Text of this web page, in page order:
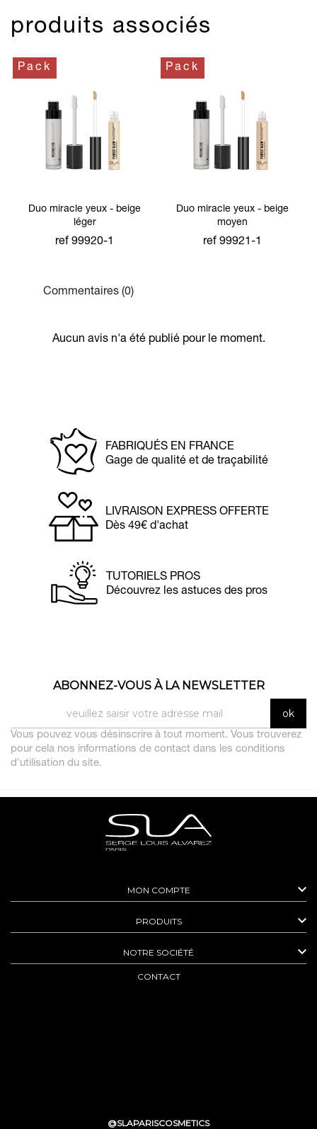
produits associés
Duo miracle yeux - beige
léger
ref 99920-1
Pack
Duo miracle yeux - beige
moyen
ref 99921-1
Pack
Commentaires (0)
Aucun avis n'a été publié pour le moment.
FABRIQUÉS EN FRANCE
Gage de qualité et de traçabilité
LIVRAISON EXPRESS OFFERTE
Dès 49€ d'achat
TUTORIELS PROS
Découvrez les astuces des pros
ABONNEZ-VOUS À LA NEWSLETTER
Vous pouvez vous désinscrire à tout moment. Vous trouverez
pour cela nos informations de contact dans les conditions
d'utilisation du site.
MON COMPTE 
PRODUITS 
NOTRE SOCIÉTÉ 
CONTACT
@SLAPARISCOSMETICS